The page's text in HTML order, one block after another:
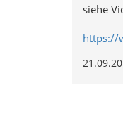
siehe
https://